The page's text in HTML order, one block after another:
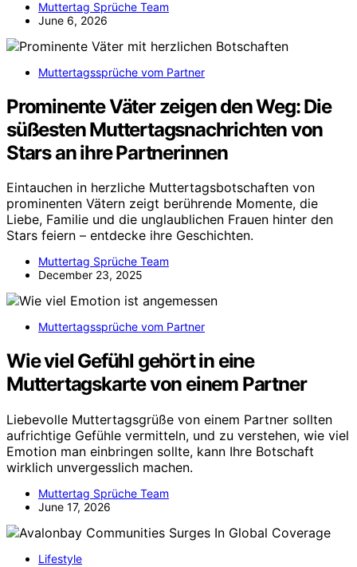
Muttertag Sprüche Team
June 6, 2026
Muttertagssprüche vom Partner
Prominente Väter zeigen den Weg: Die
süßesten Muttertagsnachrichten von
Stars an ihre Partnerinnen
Eintauchen in herzliche Muttertagsbotschaften von
prominenten Vätern zeigt berührende Momente, die
Liebe, Familie und die unglaublichen Frauen hinter den
Stars feiern – entdecke ihre Geschichten.
Muttertag Sprüche Team
December 23, 2025
Muttertagssprüche vom Partner
Wie viel Gefühl gehört in eine
Muttertagskarte von einem Partner
Liebevolle Muttertagsgrüße von einem Partner sollten
aufrichtige Gefühle vermitteln, und zu verstehen, wie viel
Emotion man einbringen sollte, kann Ihre Botschaft
wirklich unvergesslich machen.
Muttertag Sprüche Team
June 17, 2026
Lifestyle